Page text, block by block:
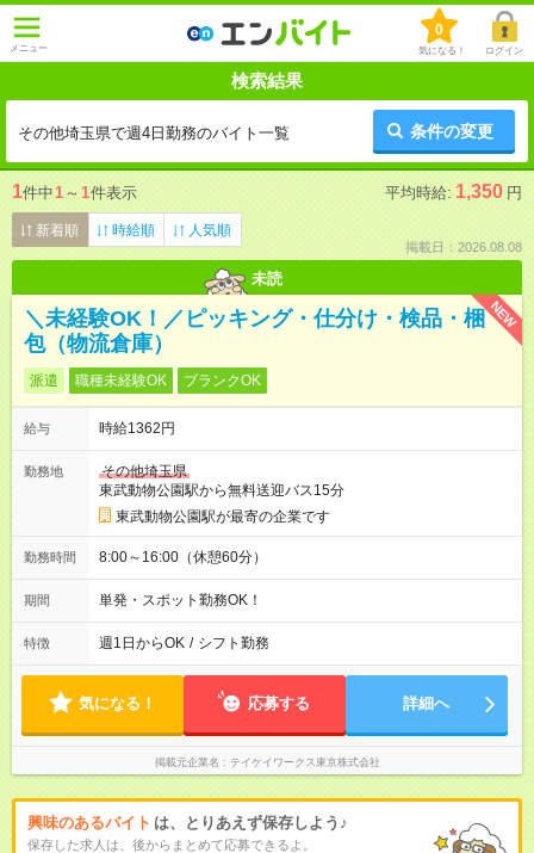
メニュー
0
気になる！ ログイン
検索結果
その他埼玉県で週4日勤務のバイト一覧 条件の変更
1件中1 ～ 1件表示 平均時給: 1,350 円
新着順 時給順 人気順
掲載日：2026.08.08
未読
NEW
＼未経験OK！／ピッキング・仕分け・検品・梱
包（物流倉庫）
派遣 職種未経験OK ブランクOK
給与 時給1362円
勤務地
その他埼玉県
東武動物公園駅から無料送迎バス15分
東武動物公園駅が最寄の企業です
勤務時間 8:00～16:00（休憩60分）
期間 単発・スポット勤務OK！
特徴 週1日からOK / シフト勤務
気になる！ 応募する 詳細へ
掲載元企業名 テイケイワークス東京株式会社
興味のあるバイト は、とりあえず保存しよう♪
保存した求人は、後からまとめて応募できるよ。